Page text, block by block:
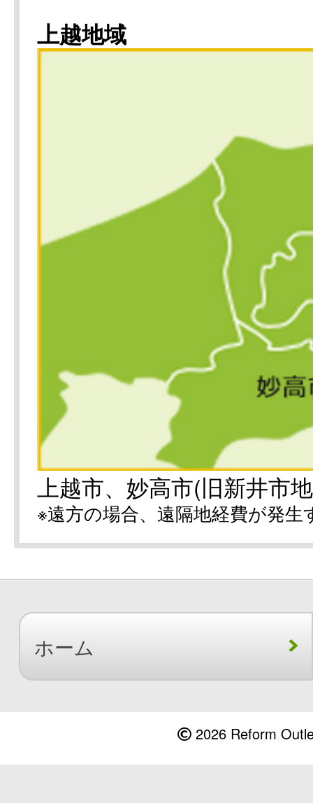
上越地域
上越市、妙高市(旧新井市
※遠方の場合、遠隔地経費が発
ホーム
2026 Reform